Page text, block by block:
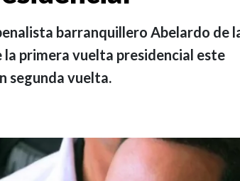
barranquillero Abelardo de
primera vuelta presidencial este
segunda vuelta.